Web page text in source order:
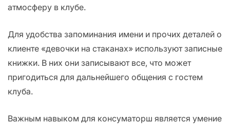
атмосферу в клубе.
Для удобства запоминания имени и прочих деталей о
клиенте «девочки на стаканах» используют записные
книжки. В них они записывают все, что может
пригодиться для дальнейшего общения с гостем
клуба.
Важным навыком для консуматорш является умение